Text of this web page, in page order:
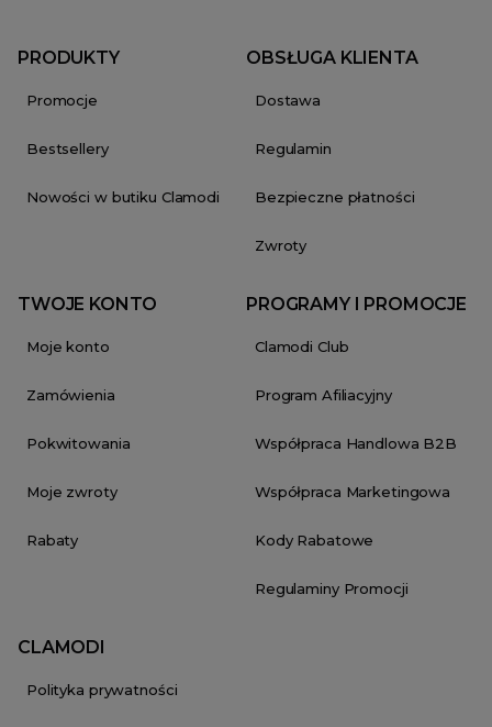
PRODUKTY
Promocje
Bestsellery
Nowości w butiku Clamodi
OBSŁUGA KLIENTA
Dostawa
Regulamin
Bezpieczne płatności
Zwroty
TWOJE KONTO
Moje konto
Zamówienia
Pokwitowania
Moje zwroty
Rabaty
PROGRAMY I PROMOCJE
Clamodi Club
Program Afiliacyjny
Współpraca Handlowa B2B
Współpraca Marketingowa
Kody Rabatowe
Regulaminy Promocji
CLAMODI
Polityka prywatności